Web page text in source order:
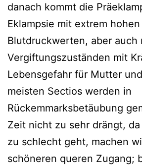
danach kommt die
Eklampsie mit extrem hohen
Blutdruckwerten, aber auch
Vergiftungszuständen mit
Lebensgefahr für Mutter
meisten Sectios werden in
Rückemmarksbetäubung
Zeit nicht zu sehr drängt,
zu schlecht geht, machen
schöneren queren Zugang;